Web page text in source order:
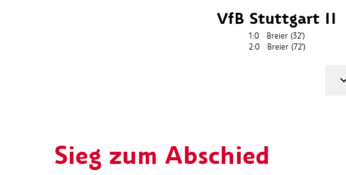
VfB Stuttgart II
1:0 Breier (32')
2:0
Breier(72')
Sieg zum Abschied